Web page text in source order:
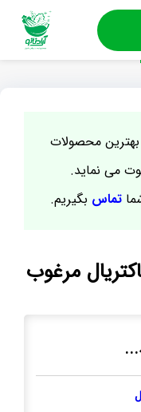
بهترین محصولات
می نماید.
تماس بگیریم.
مرغوب